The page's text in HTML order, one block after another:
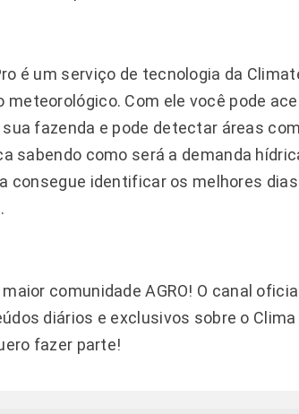
é um serviço de tecnologia da
meteorológico. Com ele você pode
sua fazenda e pode detectar áreas
sabendo como será a demanda
consegue identificar os melhores
comunidade AGRO! O canal
diários e exclusivos sobre o Clima
fazer parte!